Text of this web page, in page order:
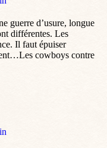
guerre d’usure, longue
différentes. Les
Il faut épuiser
cowboys contre